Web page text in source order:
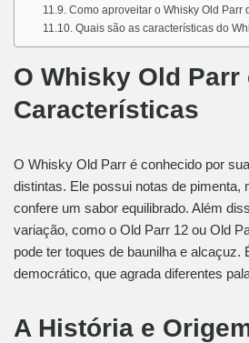
Como aproveitar o Whisky Old Parr
Quais são as características do
O Whisky Old Parr
Características
O Whisky Old Parr é conhecido por
distintas. Ele possui notas de pimenta,
confere um sabor equilibrado. Além
variação, como o Old Parr 12 ou Old
pode ter toques de baunilha e alcaçuz.
democrático, que agrada diferentes
A História e